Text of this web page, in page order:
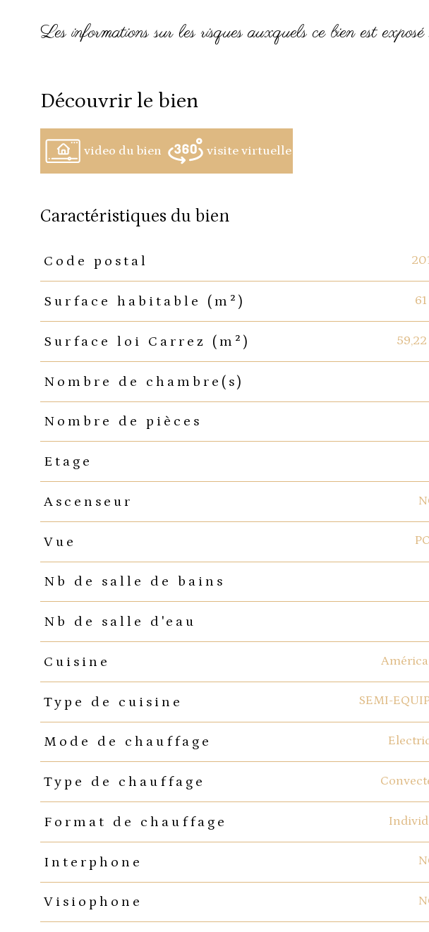
Les informations sur les risques auxquels ce bien est
découvrir le bien
video du bien visite virtuelle
caractéristiques du bien
Caractéristiques Valeurs
Code postal
Surface habitable (m²)
Surface loi Carrez (m²) 59,22
Nombre de chambre(s)
Nombre de pièces
Etage
Ascenseur
Vue
Nb de salle de bains
Nb de salle d'eau
Cuisine
Type de cuisine SEMI-
Mode de chauffage
Type de chauffage
Format de chauffage
Interphone
Visiophone